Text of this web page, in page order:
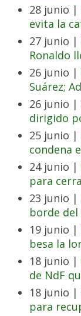
28 junio |
evita la
27 junio |
Ronaldo
26 junio |
Suárez;
26 junio |
dirigido
25 junio |
condena
24 junio |
para
23 junio |
borde
19 junio |
besa la
18 junio |
de NdF
18 junio |
para